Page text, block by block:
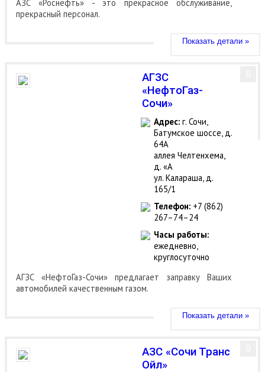
АЗС «Роснефть» - это прекрасное обслуживание,
прекрасный персонал.
Показать детали »
АГЗС
«НефтоГаз-
Сочи»
Адрес: г. Сочи,
Батумское шоссе, д.
64А
аллея Челтенхема,
д. «А
ул. Калараша, д.
165/1
Телефон: +7 (862)
267–74–24
Часы работы:
ежедневно,
круглосуточно
АГЗС «НефтоГаз-Сочи» предлагает заправку Ваших
автомобилей качественным газом.
Показать детали »
АЗС «Сочи Транс
Ойл»